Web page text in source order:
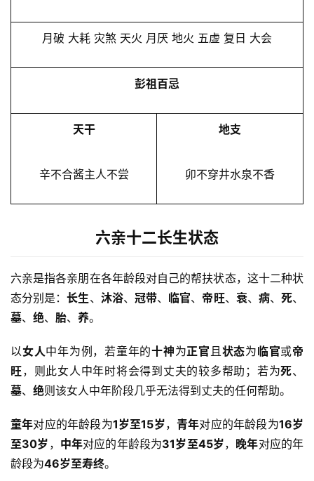
月破 大耗 灾煞 天火 月厌 地火 五虚 复日 大会
彭祖百忌
天干
辛不合酱主人不尝
地支
卯不穿井水泉不香
六亲十二长生状态
六亲是指各亲朋在各年龄段对自己的帮扶状态，这十二种状
态分别是：长生、 沐浴、 冠带、 临官、 帝旺、 衰、 病、死、
墓、 绝、 胎、 养。
以女人中年为例，若童年的十神为正官且状态为临官或帝
旺，则此女人中年时将会得到丈夫的较多帮助；若为死、
墓、 绝则该女人中年阶段几乎无法得到丈夫的任何帮助。
童年对应的年龄段为1岁至15岁，青年对应的年龄段为16岁
至30岁 ， 中年对应的年龄段为31岁至45岁， 晚年对应的年
龄段为46岁至寿终。